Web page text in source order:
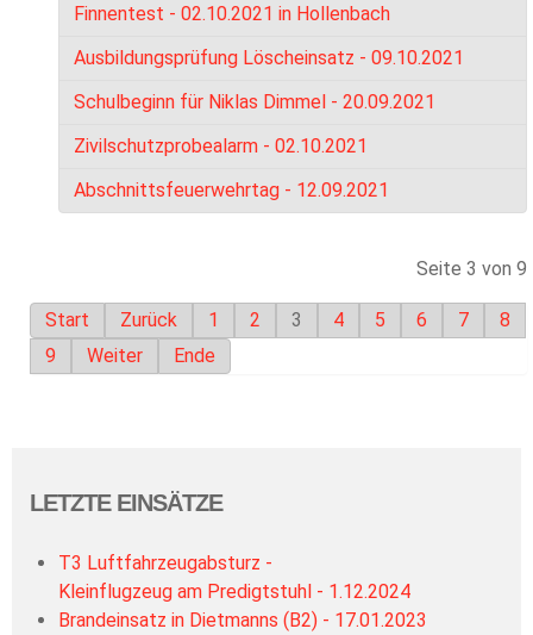
Finnentest - 02.10.2021 in Hollenbach
Ausbildungsprüfung Löscheinsatz - 09.10.2021
Schulbeginn für Niklas Dimmel - 20.09.2021
Zivilschutzprobealarm - 02.10.2021
Abschnittsfeuerwehrtag - 12.09.2021
Seite 3 von 9
Start Zurück 1 2 3 4 5 6 7
8
9
Weiter Ende
LETZTE EINSÄTZE
T3 Luftfahrzeugabsturz -
Kleinflugzeug am Predigtstuhl - 1.12.2024
Brandeinsatz in Dietmanns (B2) - 17.01.2023